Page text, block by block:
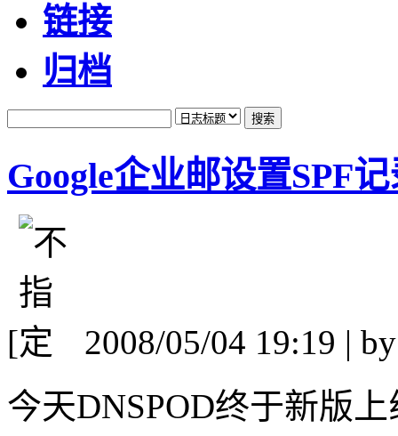
链接
归档
Google企业邮设置SPF
[
2008/05/04 19:19 |
今天DNSPOD终于新版